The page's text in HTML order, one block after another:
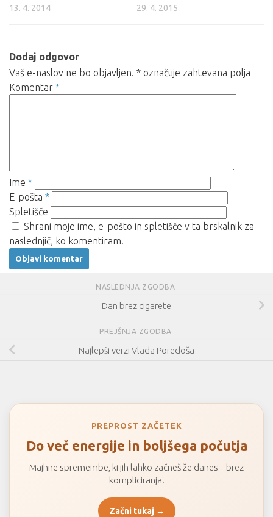
13. 4. 2014 29. 4. 2015
Dodaj odgovor
Vaš e-naslov ne bo objavljen. * označuje zahtevana polja
Komentar *
Ime *
E-pošta *
Spletišče
Shrani moje ime, e-pošto in spletišče v ta brskalnik za
naslednjič, ko komentiram.
NASLEDNJA ZGODBA
Dan brez cigarete
PREJŠNJA ZGODBA
Najlepši verzi Vlada Poredoša
PREPROST ZAČETEK
Do več energije in boljšega počutja
Majhne spremembe, ki jih lahko začneš že danes – brez
kompliciranja.
Začni tukaj →